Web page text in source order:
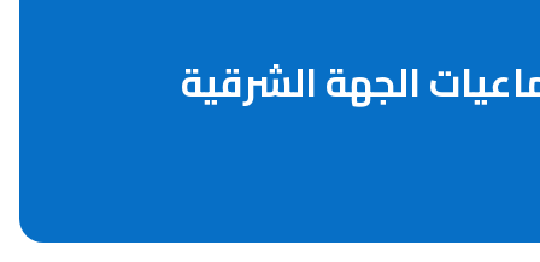
الجهة الشرقية